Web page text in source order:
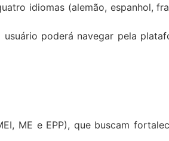
idiomas (alemão, espanhol,
poderá navegar pela
ME e EPP), que buscam